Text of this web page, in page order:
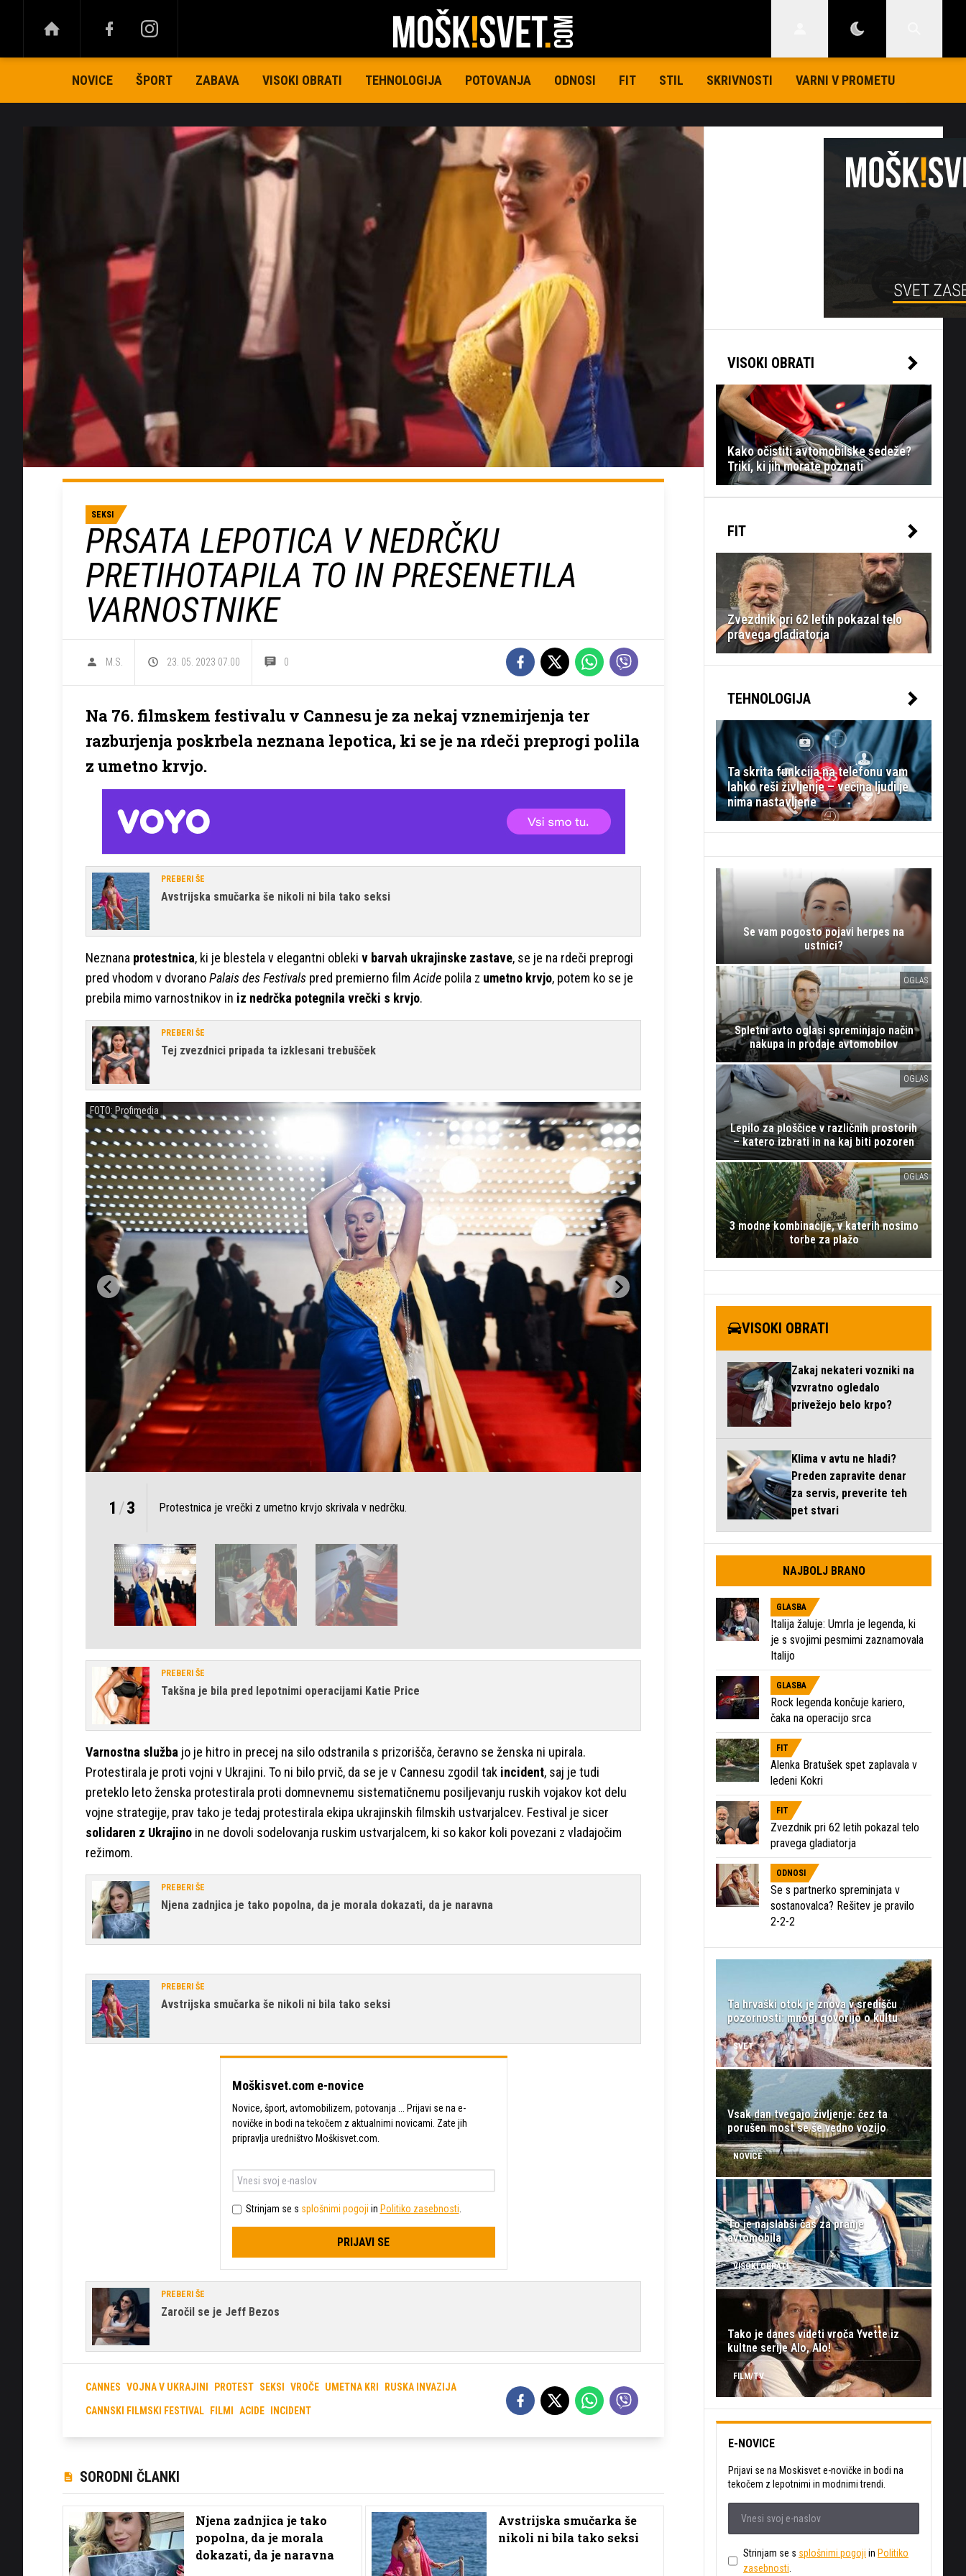
NOVICE ŠPORT ZABAVA VISOKI OBRATI TEHNOLOGIJA POTOVANJA ODNOSI FIT STIL SKRIVNOSTI VARNI V PROMETU
SEKSI
PRSATA LEPOTICA V NEDRČKU
PRETIHOTAPILA TO IN PRESENETILA
VARNOSTNIKE
M.S. 23. 05. 2023 07.00 0
Na 76. filmskem festivalu v Cannesu je za nekaj vznemirjenja ter
razburjenja poskrbela neznana lepotica, ki se je na rdeči preprogi polila
z umetno krvjo.
PREBERI ŠE
Avstrijska smučarka še nikoli ni bila tako seksi
Neznana protestnica, ki je blestela v elegantni obleki v barvah ukrajinske zastave, se je na rdeči preprogi
pred vhodom v dvoranoPalais des Festivals pred premierno film Acide polila z umetno krvjo, potem ko se je
prebila mimo varnostnikov in iz nedrčka potegnila vrečki s krvjo.
PREBERI ŠE
Tej zvezdnici pripada ta izklesani trebušček
FOTO: Profimedia
1 /3 Protestnica je vrečki z umetno krvjo skrivala v nedrčku.
PREBERI ŠE
Takšna je bila pred lepotnimi operacijami Katie Price
Varnostna služba jo je hitro in precej na silo odstranila s prizorišča, čeravno se ženska ni upirala.
Protestirala je proti vojni v Ukrajini. To ni bilo prvič, da se je v Cannesu zgodil tak incident, saj je tudi
preteklo leto ženska protestirala proti domnevnemu sistematičnemu posiljevanju ruskih vojakov kot delu
vojne strategije, prav tako je tedaj protestirala ekipa ukrajinskih filmskih ustvarjalcev. Festival je sicer
solidaren z Ukrajino in ne dovoli sodelovanja ruskim ustvarjalcem, ki so kakor koli povezani z vladajočim
režimom.
PREBERI ŠE
Njena zadnjica je tako popolna, da je morala dokazati, da je naravna
PREBERI ŠE
Avstrijska smučarka še nikoli ni bila tako seksi
Moškisvet.com e-novice
Novice, šport, avtomobilizem, potovanja ... Prijavi se na e-
novičke in bodi na tekočem z aktualnimi novicami. Zate jih
pripravlja uredništvo Moškisvet.com.
Strinjam se s splošnimi pogoji in Politiko zasebnosti.
PRIJAVI SE
PREBERI ŠE
Zaročil se je Jeff Bezos
CANNES VOJNA V UKRAJINI PROTEST SEKSI VROČE UMETNA KRI RUSKA INVAZIJA
CANNSKI FILMSKI FESTIVAL FILMI ACIDE INCIDENT
SORODNI ČLANKI
Njena zadnjica je tako
popolna, da je morala
dokazati, da je naravna
Avstrijska smučarka še
nikoli ni bila tako seksi
VISOKI OBRATI
Kako očistiti avtomobilske sedeže?
Triki, ki jih morate poznati
FIT
Zvezdnik pri 62 letih pokazal telo
pravega gladiatorja
TEHNOLOGIJA
Ta skrita funkcija na telefonu vam
lahko reši življenje – večina ljudi je
nima nastavljene
Se vam pogosto pojavi herpes na
ustnici?
OGLAS
Spletni avto oglasi spreminjajo način
nakupa in prodaje avtomobilov
OGLAS
Lepilo za ploščice v različnih prostorih
– katero izbrati in na kaj biti pozoren
OGLAS
3 modne kombinacije, v katerih nosimo
torbe za plažo
VISOKI OBRATI
Zakaj nekateri vozniki na
vzvratno ogledalo
privežejo belo krpo?
Klima v avtu ne hladi?
Preden zapravite denar
za servis, preverite teh
pet stvari
NAJBOLJ BRANO
GLASBA
Italija žaluje: Umrla je legenda, ki
je s svojimi pesmimi zaznamovala
Italijo
GLASBA
Rock legenda končuje kariero,
čaka na operacijo srca
FIT
Alenka Bratušek spet zaplavala v
ledeni Kokri
FIT
Zvezdnik pri 62 letih pokazal telo
pravega gladiatorja
ODNOSI
Se s partnerko spreminjata v
sostanovalca? Rešitev je pravilo
2-2-2
Ta hrvaški otok je znova v središču
pozornosti: mnogi govorijo o kultu
SVET
Vsak dan tvegajo življenje: čez ta
porušen most se še vedno vozijo
NOVICE
To je najslabši čas za pranje
avtomobila
VISOKI OBRATI
Tako je danes videti vroča Yvette iz
kultne serije Alo, Alo!
FILM/TV
E-NOVICE
Prijavi se na Moskisvet e-novičke in bodi na
tekočem z lepotnimi in modnimi trendi.
Strinjam se s splošnimi pogoji in Politiko
zasebnosti